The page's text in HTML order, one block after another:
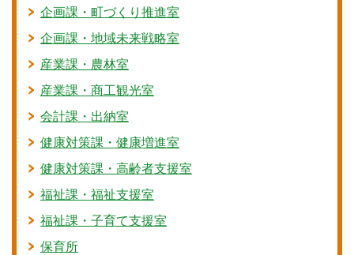
企画課・町づくり推進室
企画課・地域未来戦略室
産業課・農林室
産業課・商工観光室
会計課・出納室
健康対策課・健康増進室
健康対策課・高齢者支援室
福祉課・福祉支援室
福祉課・子育て支援室
保育所